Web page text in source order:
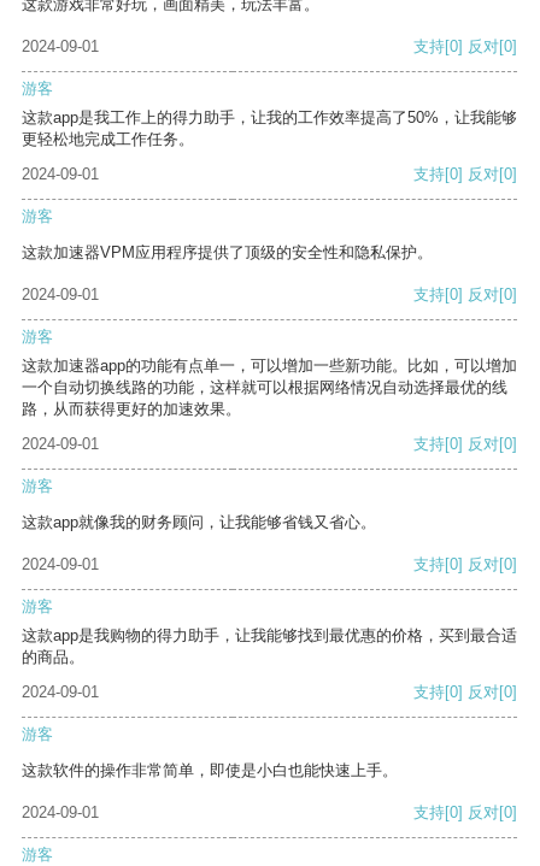
这款游戏非常好玩，画面精美，玩法丰富。
2024-09-01 支持[0] 反对[0]
游客
这款app是我工作上的得力助手，让我的工作效率提高了50%，让我能够
更轻松地完成工作任务。
2024-09-01
支持[0] 反对[0]
游客
这款加速器VPM应用程序提供了顶级的安全性和隐私保护。
2024-09-01 支持[0] 反对[0]
游客
这款加速器app的功能有点单一，可以增加一些新功能。比如，可以增加
一个自动切换线路的功能，这样就可以根据网络情况自动选择最优的线
路，从而获得更好的加速效果。
2024-09-01
支持[0] 反对[0]
游客
这款app就像我的财务顾问，让我能够省钱又省心。
2024-09-01 支持[0] 反对[0]
游客
这款app是我购物的得力助手，让我能够找到最优惠的价格，买到最合适
的商品。
2024-09-01
支持[0] 反对[0]
游客
这款软件的操作非常简单，即使是小白也能快速上手。
2024-09-01 支持[0] 反对[0]
游客